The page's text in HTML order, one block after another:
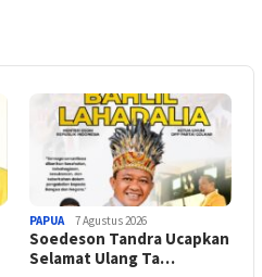
PAPUA 7 Agustus 2026
Soedeson Tandra Ucapkan
Selamat Ulang Ta…